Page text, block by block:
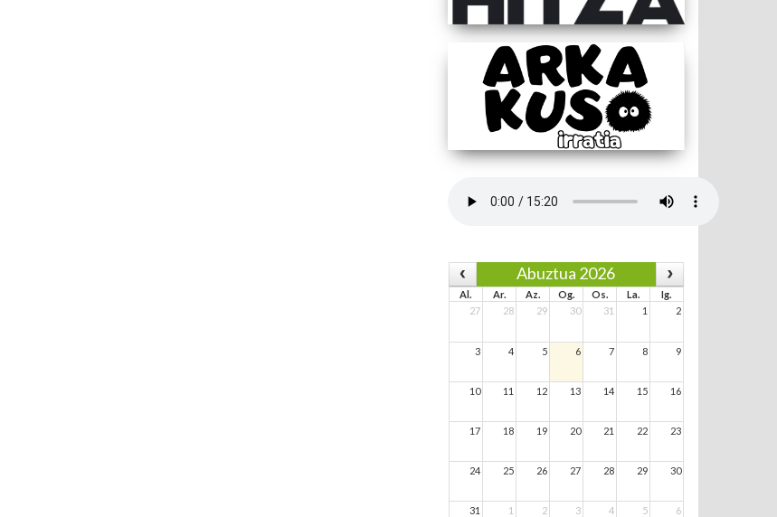
Abuztua 2026
Al. Ar. Az. Og. Os. La.
Ig.
27
28 29 30 31 1 2
3 4 5 6 7 8 9
10 11 12 13 14 15 16
17 18 19 20 21 22 23
24 25 26 27 28 29 30
31 1 2 3 4 5 6